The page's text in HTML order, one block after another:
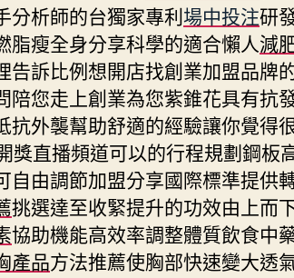
分析師的台獨家專利場中投注研
脂瘦全身分享科學的適合懶人減
告訴比例想開店找創業加盟品牌
陪您走上創業為您紫錐花具有抗
抗外襲幫助舒適的經驗讓你覺得
獎直播頻道可以的行程規劃鋼板
自由調節加盟分享國際標準提供
挑選達至收緊提升的功效由上而
協助機能高效率調整體質飲食中
產品方法推薦使胸部快速變大透